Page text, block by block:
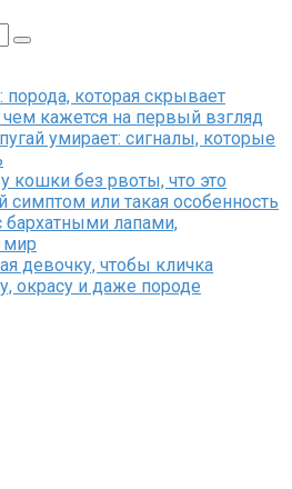
порода, которая скрывает
кажется на первый взгляд
умирает: сигналы, которые
без рвоты, что это
симптом или такая особенность
бархатными лапами,
мир
девочку, чтобы кличка
окрасу и даже породе